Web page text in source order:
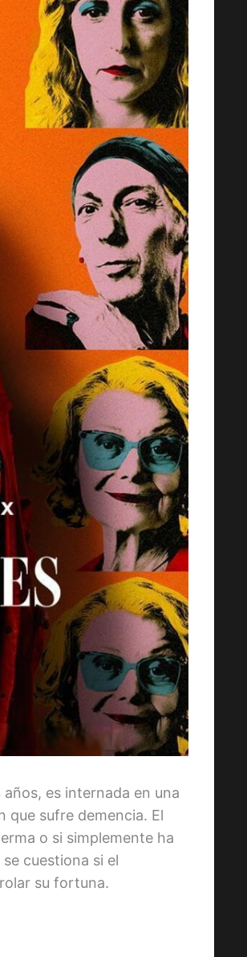
es internada en una
que sufre demencia. El
o si simplemente ha
cuestiona si el
su fortuna.
STREET FIGHTER: LA LEYENDA DE
CHUN-LI [2009] [HD 720p,
Latino/Inglés]